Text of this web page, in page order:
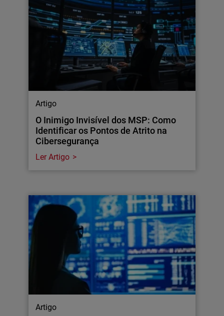
Artigo
O Inimigo Invisível dos MSP: Como
Identificar os Pontos de Atrito na
Cibersegurança
Ler Artigo
Artigo